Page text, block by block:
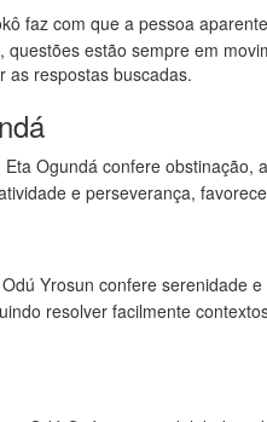
faz com que a pessoa
estão sempre em
as respostas buscadas.
Eta Ogundá confere obstinação,
e perseverança,
Yrosun confere serenidade
resolver facilmente